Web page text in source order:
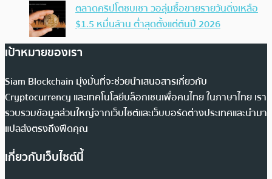
ตลาดคริปโตซบเซา วอลุ่มซื้อขายรายวันดิ่งเหลือ
$1.5 หมื่นล้าน ต่ำสุดตั้งแต่ต้นปี 2026
เป้าหมายของเรา
Siam Blockchain มุ่งมั่นที่จะช่วยนำเสนอสารเกี่ยวกับ
Cryptocurrency และเทคโนโลยีบล็อกเชนเพื่อคนไทย ในภาษาไทย เรา
รวบรวมข้อมูลส่วนใหญ่จากเว็บไซต์และเว็บบอร์ดต่างประเทศและนำมา
แปลส่งตรงถึงฟีดคุณ
เกี่ยวกับเว็บไซต์นี้